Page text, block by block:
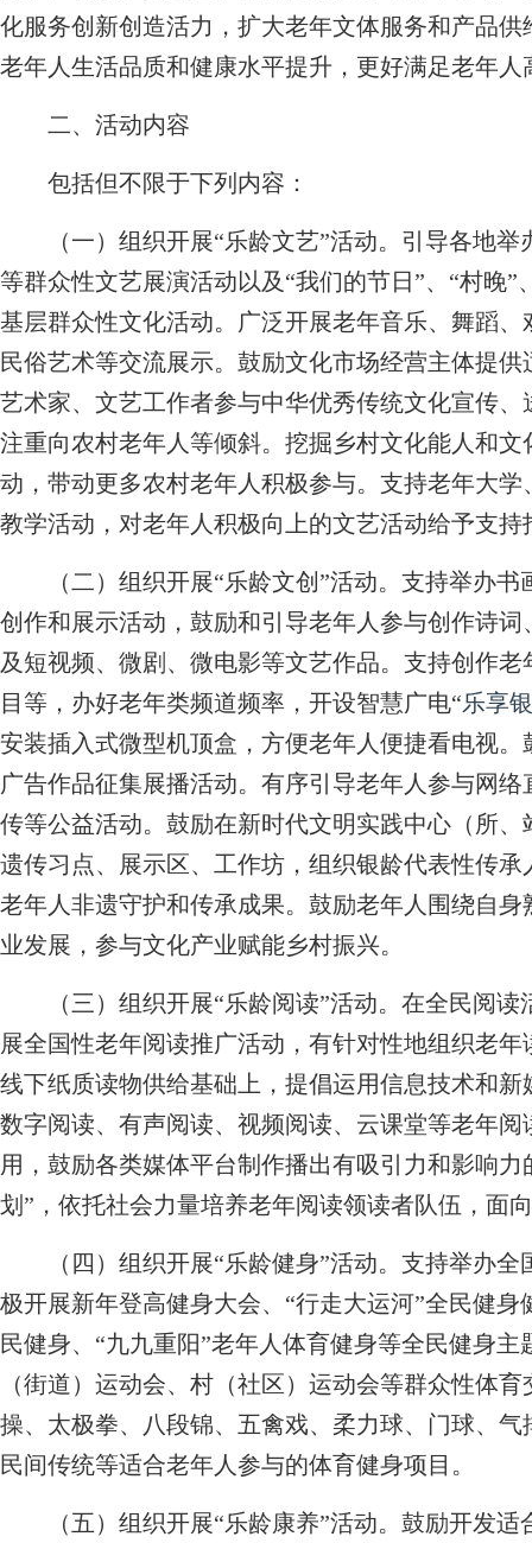
化服务创新创造活力，扩大老年文体服务和产品
老年人生活品质和健康水平提升，更好满足老年
二、活动内容
包括但不限于下列内容：
（一）组织开展“乐龄文艺”活动。 引导各地举
等群众性文艺展演活动以及“我们的节日”、“村晚
基层群众性文化活动。广泛开展老年音乐、舞蹈
民俗艺术等交流展示。鼓励文化市场经营主体提
艺术家、文艺工作者参与中华优秀传统文化宣传
注重向农村老年人等倾斜。挖掘乡村文化能人和
动，带动更多农村老年人积极参与。支持老年大
教学活动，对老年人积极向上的文艺活动给予支持
（二）组织开展“乐龄文创”活动。 支持举办书
创作和展示活动，鼓励和引导老年人参与创作诗
及短视频、微剧、微电影等文艺作品。支持创作
目等，办好老年类频道频率，开设智慧广电“乐享
安装插入式微型机顶盒，方便老年人便捷看电视
广告作品征集展播活动。有序引导老年人参与网
传等公益活动。鼓励在新时代文明实践中心（所
遗传习点、展示区、工作坊，组织银龄代表性传
老年人非遗守护和传承成果。鼓励老年人围绕自
业发展，参与文化产业赋能乡村振兴。
（三）组织开展“乐龄阅读”活动。 在全民阅读
展全国性老年阅读推广活动，有针对性地组织老
线下纸质读物供给基础上，提倡运用信息技术和
数字阅读、有声阅读、视频阅读、云课堂等老年
用，鼓励各类媒体平台制作播出有吸引力和影响
划”，依托社会力量培养老年阅读领读者队伍，面
（四）组织开展“乐龄健身”活动。 支持举办全
极开展新年登高健身大会、“行走大运河”全民健
民健身、“九九重阳”老年人体育健身等全民健身
（街道）运动会、村（社区）运动会等群众性体
操、太极拳、八段锦、五禽戏、柔力球、门球、
民间传统等适合老年人参与的体育健身项目。
（五）组织开展“乐龄康养”活动。 鼓励开发适